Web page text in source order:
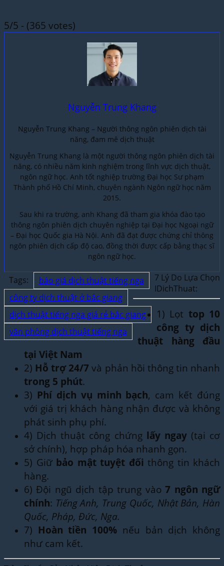
5/5 - (365 votes)
Nguyễn Trung Khang
Nguyễn Trung Khang – Người thông ngôn phiên dịch tài
năng, đam mê dịch thuật
Nguyễn Trung Khang là một người thông ngôn phiên dịch tài
năng, có nhiều năm kinh nghiệm trong lĩnh vực dịch thuật,
ngôn ngữ học. Anh tốt nghiệp trường Đại học Sư phạm
Thành phố Hồ Chí Minh, chuyên ngành Ngôn ngữ học năm
2015.
Sau khi ra trường, anh Khang đã tham gia khóa đào tạo
thông ngôn phiên dịch chuyên nghiệp tại Đại học Ngoại ngữ
– Đại học Quốc gia Hà Nội. Anh đã đạt được chứng chỉ thông
ngôn phiên dịch cấp độ cao, đồng thời được cấp bằng thạc sĩ
ngôn ngữ học.
Tags:
báo giá dịch thuật tiếng nga
công ty dịch thuật ở bắc giang
dịch thuật tiếng nga giá rẻ bắc giang
văn phòng dịch thuật tiếng nga
7 Lý Do Lựa Chọn
IDichThuat:
1) Lọt top 10
công ty dịch
thuật hàng đầu
tại Việt Nam
2) Hỗ trợ 24/7 và phản hồi thông tin nhanh
trong 5 phút.
3) Phí dịch vụ minh bạch, cam kết đúng
với giá trị khách hàng nhận được và không
phát sinh phụ phí.
4) Dịch thuật công chứng lấy ngay(tại cơ
sở chính), hợp pháp hóa nhanh gọn.
5) Giữ bảo mật tuyệt đối thông tin khách
hàng.
6) Đội ngũ dịch tập trung vào7 ngôn ngữ
chính: Tiếng Anh, Trung Quốc, Nhật Bản, Hàn
Quốc, Pháp, Đức, Nga.
7) Hoàn tiền 100% nếu bản dịch không
như cam kết.